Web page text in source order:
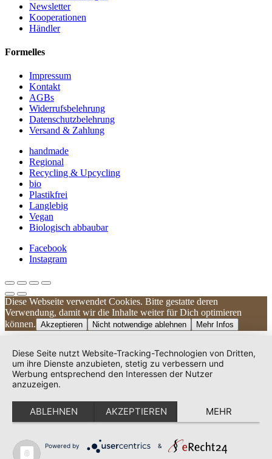
Newsletter
Kooperationen
Händler
Formelles
Impressum
Kontakt
AGBs
Widerrufsbelehrung
Datenschutzbelehrung
Versand & Zahlung
handmade
Regional
Recycling & Upcycling
bio
Plastikfrei
Langlebig
Vegan
Biologisch abbaubar
Facebook
Instagram
Diese Webseite verwendet Cookies. Bitte gestatte deren
Verwendung, damit wir die Inhalte weiter für Dich optimieren
können. Akzeptieren Nicht notwendige ablehnen Mehr Infos
bewertet
Kundenbewertungen und Erfahrungen zu
UNIQUE DOG
100%
Empfehlungen auf
ProvenExpert.com
SEHR GUT
4,83 / 5,00
Bewertungen auf
ProvenExpert.com
38
Bewertungen von 2
Blick aufs ProvenExpert-Profil werfen
Diese Seite nutzt Website-Tracking-Technologien von Dritten,
um ihre Dienste anzubieten, stetig zu verbessern und
Werbung entsprechend den Interessen der Nutzer
anzuzeigen.
ABLEHNEN AKZEPTIEREN MEHR
Powered by &